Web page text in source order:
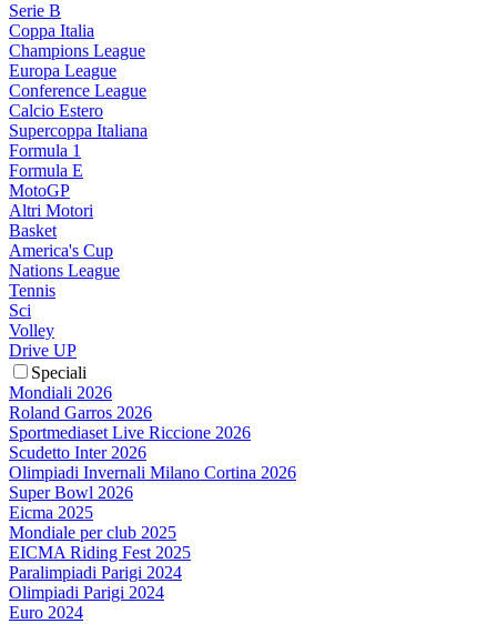
Serie B
Coppa Italia
Champions League
Europa League
Conference League
Calcio Estero
Supercoppa Italiana
Formula 1
Formula E
MotoGP
Altri Motori
Basket
America's Cup
Nations League
Tennis
Sci
Volley
Drive UP
Speciali
Mondiali 2026
Roland Garros 2026
Sportmediaset Live Riccione 2026
Scudetto Inter 2026
Olimpiadi Invernali Milano Cortina 2026
Super Bowl 2026
Eicma 2025
Mondiale per club 2025
EICMA Riding Fest 2025
Paralimpiadi Parigi 2024
Olimpiadi Parigi 2024
Euro 2024